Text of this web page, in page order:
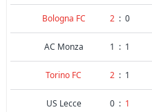
Bologna FC 2 : 0
AC Monza 1 : 1
Torino FC 2 : 1
US Lecce 0 : 1